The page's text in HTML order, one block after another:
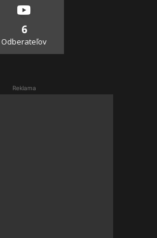
6
Odberateľov
Reklama